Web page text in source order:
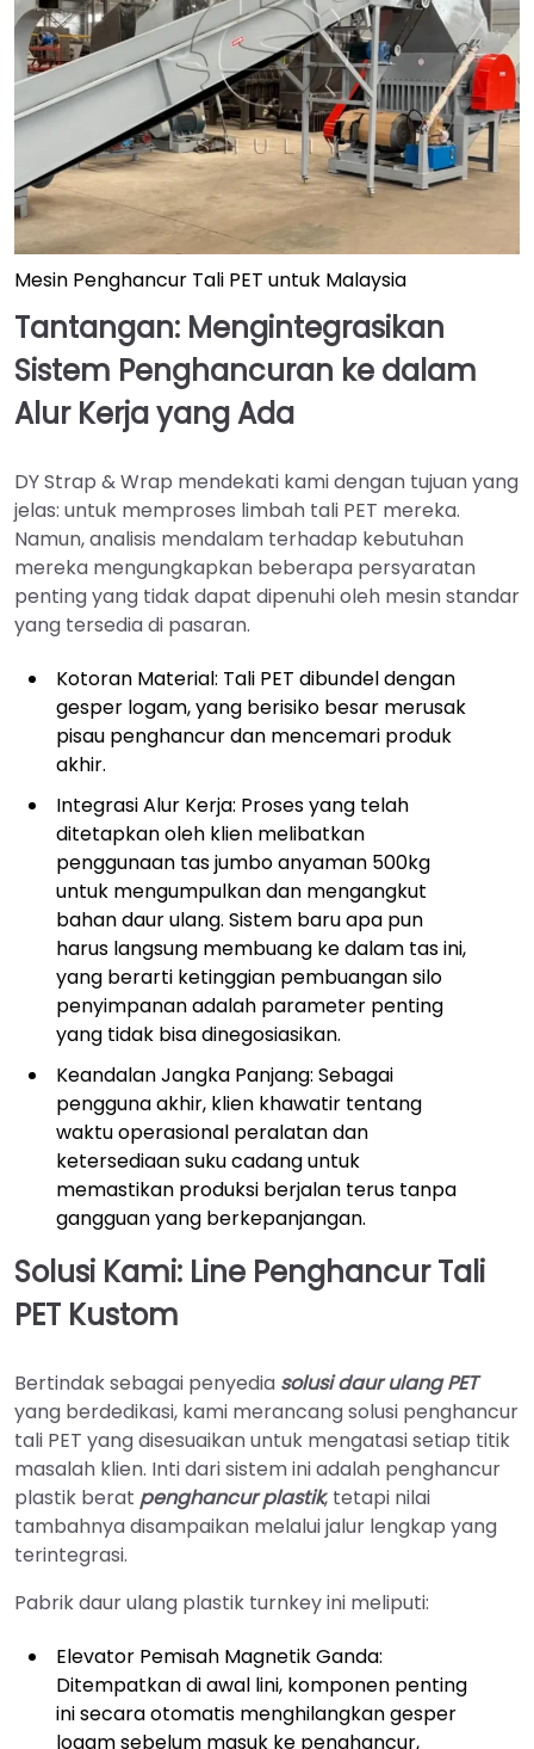
Mesin Penghancur Tali PET untuk Malaysia
Tantangan: Mengintegrasikan
Sistem Penghancuran ke dalam
Alur Kerja yang Ada
DY Strap & Wrap mendekati kami dengan tujuan yang
jelas: untuk memproses limbah tali PET mereka.
Namun, analisis mendalam terhadap kebutuhan
mereka mengungkapkan beberapa persyaratan
penting yang tidak dapat dipenuhi oleh mesin standar
yang tersedia di pasaran.
Kotoran Material: Tali PET dibundel dengan
gesper logam, yang berisiko besar merusak
pisau penghancur dan mencemari produk
akhir.
Integrasi Alur Kerja: Proses yang telah
ditetapkan oleh klien melibatkan
penggunaan tas jumbo anyaman 500kg
untuk mengumpulkan dan mengangkut
bahan daur ulang. Sistem baru apa pun
harus langsung membuang ke dalam tas ini,
yang berarti ketinggian pembuangan silo
penyimpanan adalah parameter penting
yang tidak bisa dinegosiasikan.
Keandalan Jangka Panjang: Sebagai
pengguna akhir, klien khawatir tentang
waktu operasional peralatan dan
ketersediaan suku cadang untuk
memastikan produksi berjalan terus tanpa
gangguan yang berkepanjangan.
Solusi Kami: Line Penghancur Tali
PET Kustom
Bertindak sebagai penyedia solusi daur ulang PET
yang berdedikasi, kami merancang solusi penghancur
tali PET yang disesuaikan untuk mengatasi setiap titik
masalah klien. Inti dari sistem ini adalah penghancur
plastik berat penghancur plastik, tetapi nilai
tambahnya disampaikan melalui jalur lengkap yang
terintegrasi.
Pabrik daur ulang plastik turnkey ini meliputi:
Elevator Pemisah Magnetik Ganda:
Ditempatkan di awal lini, komponen penting
ini secara otomatis menghilangkan gesper
logam sebelum masuk ke penghancur,